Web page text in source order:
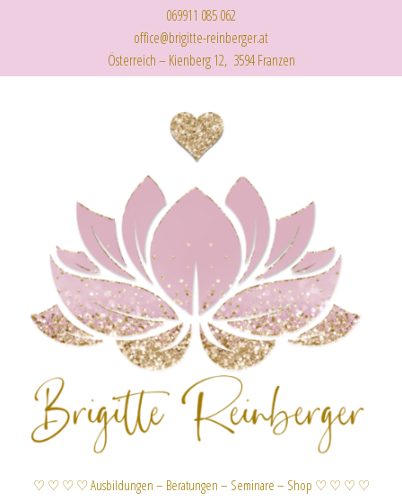
069911 085 062
office@brigitte-reinberger.at
Österreich – Kienberg 12, 3594 Franzen
♡ ♡ ♡ ♡ Ausbildungen – Beratungen – Seminare – Shop ♡ ♡ ♡ ♡